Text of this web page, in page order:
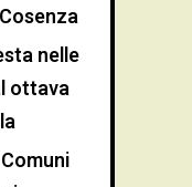
nelle
ottava